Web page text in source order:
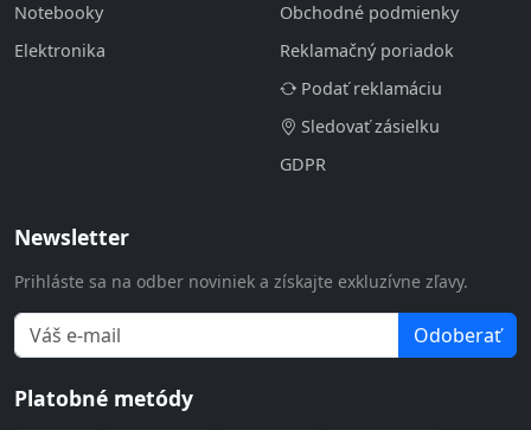
Notebooky
Elektronika
Obchodné podmienky
Reklamačný poriadok
Podať reklamáciu
Sledovať zásielku
GDPR
Newsletter
Prihláste sa na odber noviniek a získajte exkluzívne zľavy.
Odoberať
Platobné metódy